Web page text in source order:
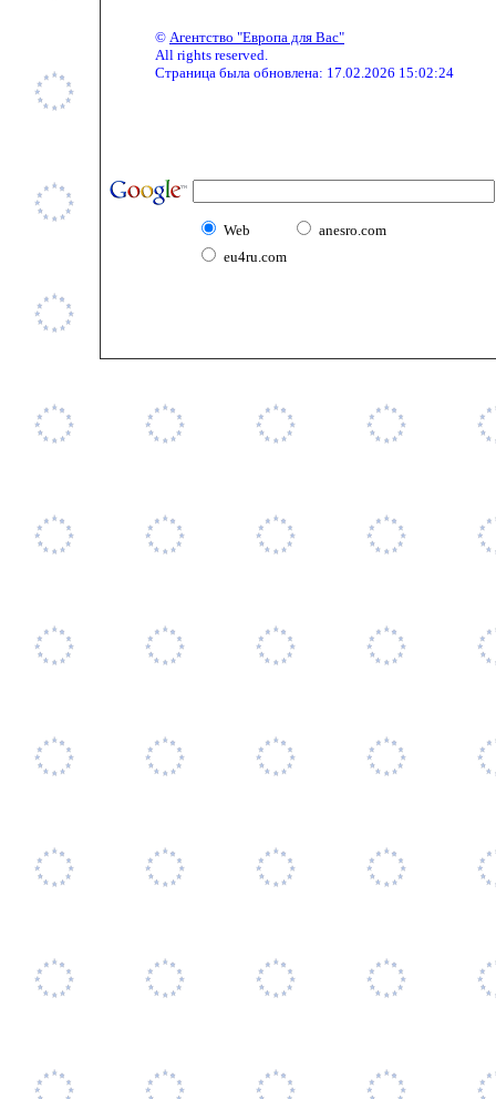
© Агентство "Европа для Вас"
All rights reserved.
Страница была обновлена: 17.02.2026 15:02:24
Web
anesro.com
eu4ru.com